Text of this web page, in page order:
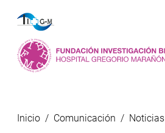
Inicio Comunicación
Noticias